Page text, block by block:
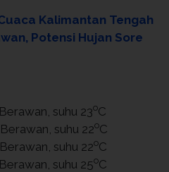
Kalimantan Tengah
Potensi Hujan Sore
suhu 23oC
suhu 22oC
suhu 22oC
suhu 25oC